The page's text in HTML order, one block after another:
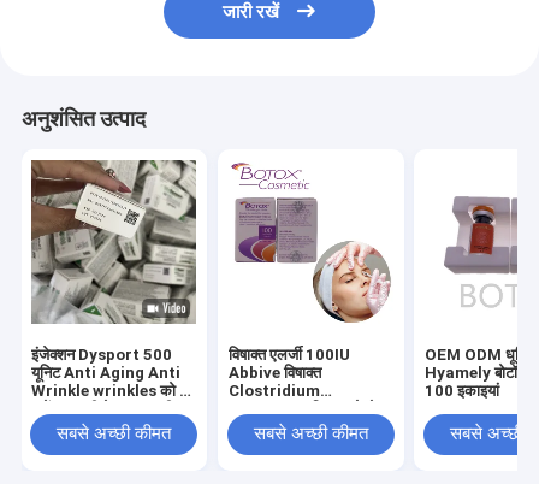
जारी रखें
अनुशंसित उत्पाद
इंजेक्शन Dysport 500
यूनिट Anti Aging Anti
Wrinkle wrinkles को दूर
सूखा पाउडर
सबसे अच्छी कीमत
विषाक्त एलर्जी 100IU
Abbive विषाक्त
Clostridium
की रेखाओं को हटाने के लिए
सबसे अच्छी कीमत
OEM ODM धूमिल
Hyamely
100 इकाइयां
सबसे अच्छी